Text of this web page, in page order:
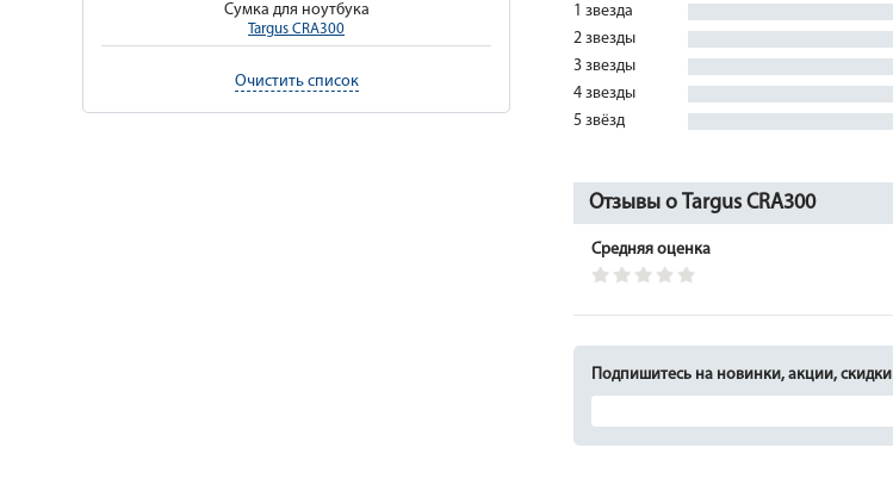
Сумка для ноутбука
Targus CRA300
Очистить список
1 звезда
2 звезды
3 звезды
4 звезды
5 звёзд
Отзывы о Targus CRA300
Средняя оценка
Подпишитесь на новинки, акции, скидки